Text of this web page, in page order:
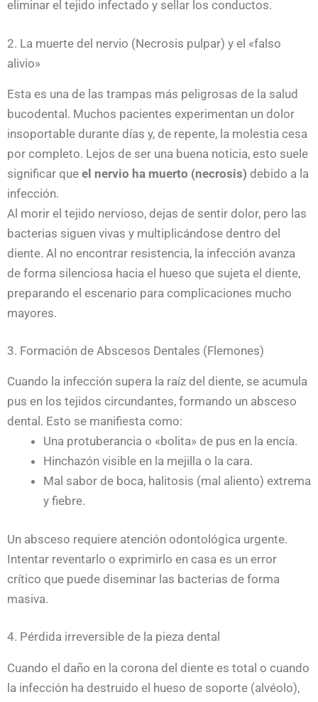
eliminar el tejido infectado y sellar los conductos.
2. La muerte del nervio (Necrosis pulpar) y el «falso
alivio»
Esta es una de las trampas más peligrosas de la salud
bucodental. Muchos pacientes experimentan un dolor
insoportable durante días y, de repente, la molestia cesa
por completo. Lejos de ser una buena noticia, esto suele
significar que el nervio ha muerto (necrosis) debido a la
infección.
Al morir el tejido nervioso, dejas de sentir dolor, pero las
bacterias siguen vivas y multiplicándose dentro del
diente. Al no encontrar resistencia, la infección avanza
de forma silenciosa hacia el hueso que sujeta el diente,
preparando el escenario para complicaciones mucho
mayores.
3. Formación de Abscesos Dentales (Flemones)
Cuando la infección supera la raíz del diente, se acumula
pus en los tejidos circundantes, formando un absceso
dental. Esto se manifiesta como:
Una protuberancia o «bolita» de pus en la encía.
Hinchazón visible en la mejilla o la cara.
Mal sabor de boca, halitosis (mal aliento) extrema
y fiebre.
Un absceso requiere atención odontológica urgente.
Intentar reventarlo o exprimirlo en casa es un error
crítico que puede diseminar las bacterias de forma
masiva.
4. Pérdida irreversible de la pieza dental
Cuando el daño en la corona del diente es total o cuando
la infección ha destruido el hueso de soporte (alvéolo),